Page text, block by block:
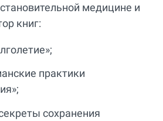
медицине и
книг:
практики
сохранения